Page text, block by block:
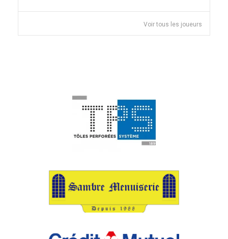
Voir tous les joueurs